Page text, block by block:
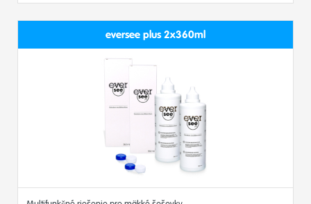
eversee plus 2x360ml